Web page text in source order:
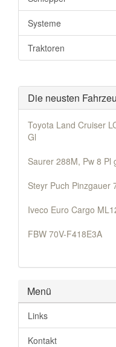
Systeme
Traktoren
Die neusten
Toyota Land Cruiser
Gl
Saurer 288M, Pw 8 Pl
Steyr Puch Pinzgauer
Iveco Euro Cargo
FBW 70V-F418E3A
Menü
Links
Kontakt